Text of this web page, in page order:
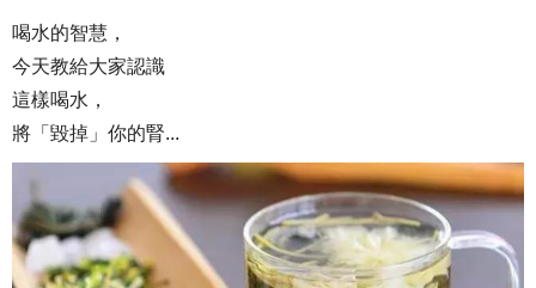
喝水的智慧，
今天教給大家認識
這樣喝水，
將「毀掉」你的腎...